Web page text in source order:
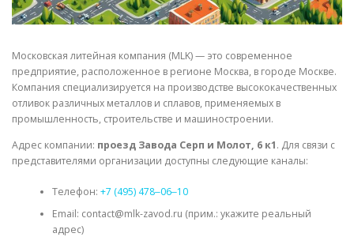
Московская литейная компания (MLK) — это современное
предприятие, расположенное в регионе Москва, в городе Москве.
Компания специализируется на производстве высококачественных
отливок различных металлов и сплавов, применяемых в
промышленность, строительстве и машиностроении.
Адрес компании: проезд Завода Серп и Молот, 6 к1. Для связи с
представителями организации доступны следующие каналы:
Телефон: +7 (495) 478‒06‒10
Email: contact@mlk-zavod.ru (прим.: укажите реальный
адрес)